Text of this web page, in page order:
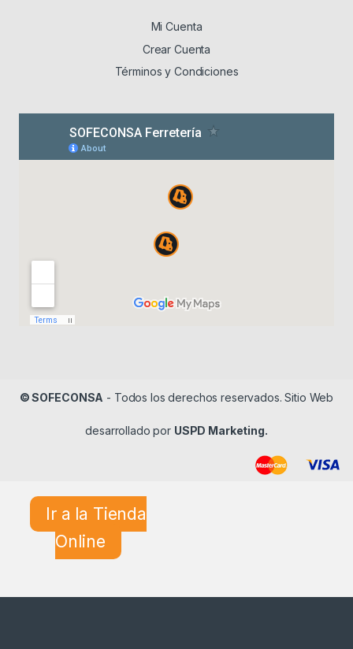
Mi Cuenta
Crear Cuenta
Términos y Condiciones
© SOFECONSA - Todos los derechos reservados. Sitio Web
desarrollado por USPD Marketing.
Ir a la Tienda
Online